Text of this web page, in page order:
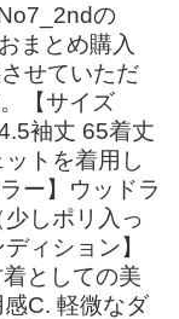
の
まとめ購入
せていただ
【サイズ
袖丈 65着丈
トを着用し
ー】ウッドラ
しポリ入っ
ィション】
としての美
C. 軽微なダ